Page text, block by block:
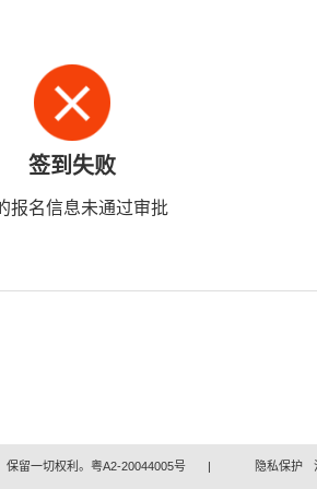
签到失败
报名信息未通过审批
留一切权利。粤A2-20044005号 | 隐私保护